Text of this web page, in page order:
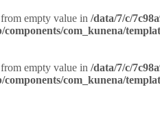
empty value in /data/7/c/
components/com_kunena/
empty value in /data/7/c/
components/com_kunena/